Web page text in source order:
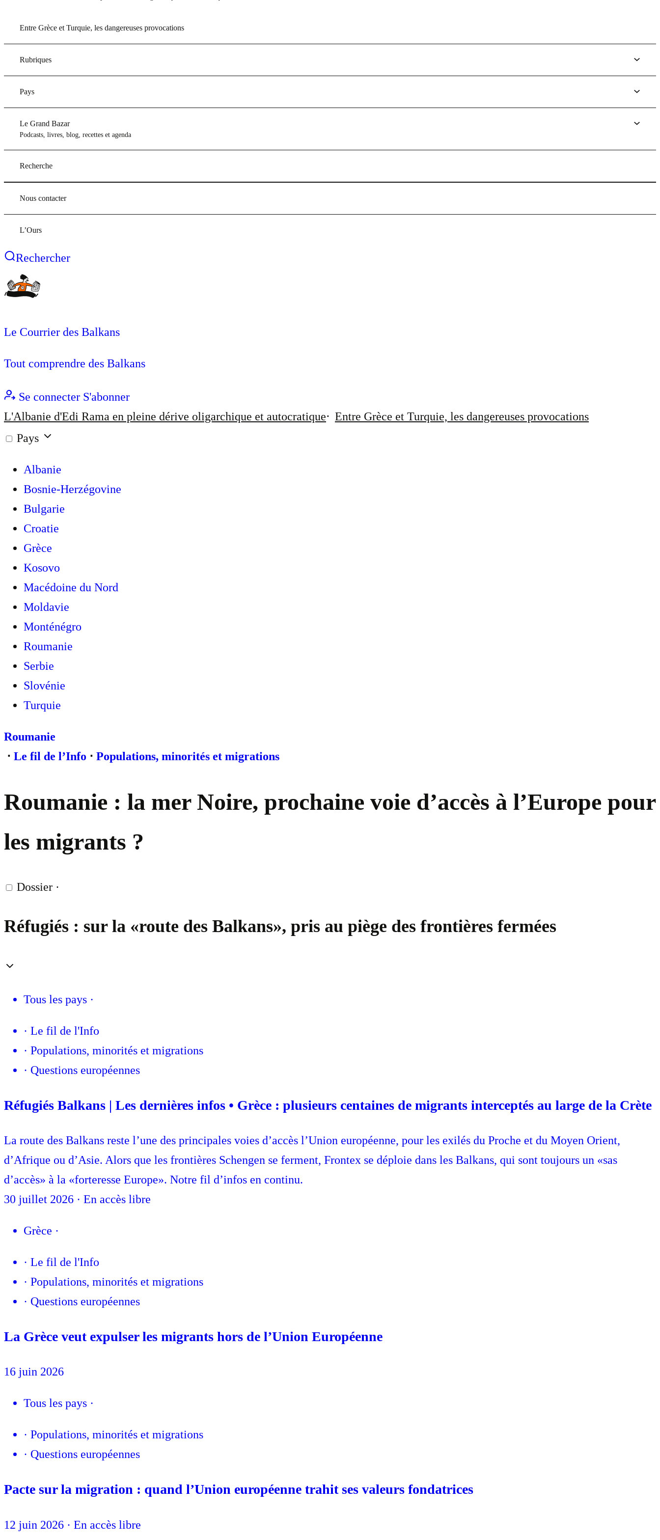
Entre Grèce et Turquie, les dangereuses provocations
Rubriques
Pays
Le Grand Bazar
Podcasts, livres, blog, recettes et agenda
Recherche
Nous contacter
L’Ours
Rechercher
Le Courrier des Balkans
Tout comprendre des Balkans
Se connecter S'abonner
L'Albanie d'Edi Rama en pleine dérive oligarchique et autocratique
Entre Grèce et Turquie, les dangereuses provocations
Pays
Albanie
Bosnie-Herzégovine
Bulgarie
Croatie
Grèce
Kosovo
Macédoine du Nord
Moldavie
Monténégro
Roumanie
Serbie
Slovénie
Turquie
Roumanie
⋅ Le fil de l’Info ⋅ Populations, minorités et migrations
Roumanie : la mer Noire, prochaine voie d’accès à l’Europe pour
les migrants ?
Dossier ·
Réfugiés : sur la «route des Balkans», pris au piège des frontières fermées
Tous les pays ·
· Le fil de l'Info
· Populations, minorités et migrations
· Questions européennes
Réfugiés Balkans | Les dernières infos • Grèce : plusieurs centaines de migrants interceptés au large de la Crète
La route des Balkans reste l’une des principales voies d’accès l’Union européenne, pour les exilés du Proche et du Moyen Orient,
d’Afrique ou d’Asie. Alors que les frontières Schengen se ferment, Frontex se déploie dans les Balkans, qui sont toujours un «sas
d’accès» à la «forteresse Europe». Notre fil d’infos en continu.
30 juillet 2026 · En accès libre
Grèce ·
· Le fil de l'Info
· Populations, minorités et migrations
· Questions européennes
La Grèce veut expulser les migrants hors de l’Union Européenne
16 juin 2026
Tous les pays ·
· Populations, minorités et migrations
· Questions européennes
Pacte sur la migration : quand l’Union européenne trahit ses valeurs fondatrices
12 juin 2026 · En accès libre